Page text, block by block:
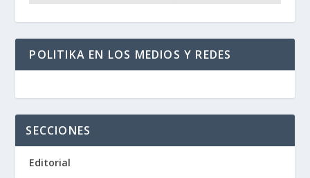
POLITIKA EN LOS MEDIOS Y REDES
SECCIONES
Editorial